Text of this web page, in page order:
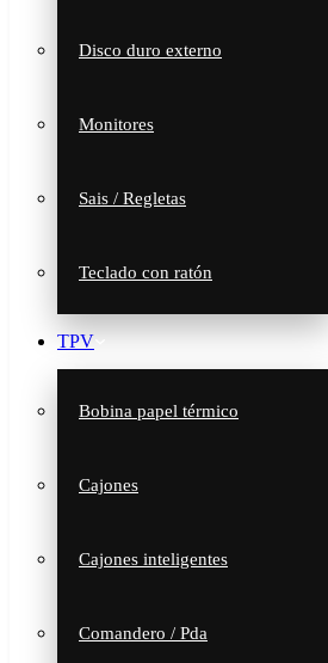
Disco duro externo
Monitores
Sais / Regletas
Teclado con ratón
TPV
Bobina papel térmico
Cajones
Cajones inteligentes
Comandero / Pda